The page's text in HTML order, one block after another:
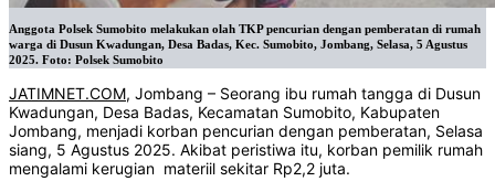
Anggota Polsek Sumobito melakukan olah TKP pencurian dengan pemberatan di rumah
warga di Dusun Kwadungan, Desa Badas, Kec. Sumobito, Jombang, Selasa, 5 Agustus
2025. Foto: Polsek Sumobito
JATIMNET.COM, Jombang – Seorang ibu rumah tangga di Dusun
Kwadungan, Desa Badas, Kecamatan Sumobito, Kabupaten
Jombang, menjadi korban pencurian dengan pemberatan, Selasa
siang, 5 Agustus 2025. Akibat peristiwa itu, korban pemilik rumah
mengalami kerugian materiil sekitar Rp2,2 juta.